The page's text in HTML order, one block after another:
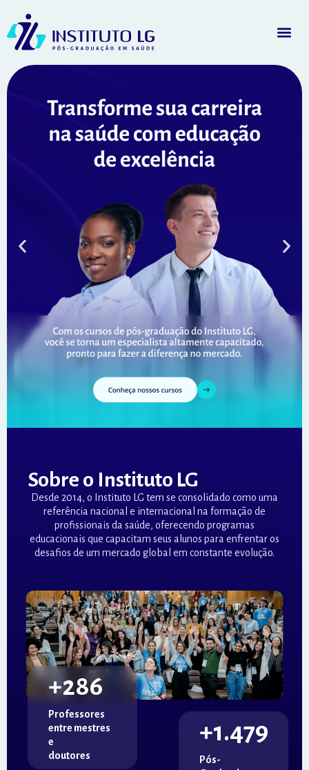
Sobre o Instituto LG
Desde 2014, o Instituto LG tem se consolidado como uma
referência nacional e internacional na formação de
profissionais da saúde, oferecendo programas
educacionais que capacitam seus alunos para enfrentar os
desafios de um mercado global em constante evolução.
Professores
entre mestres
e
doutores
+300
Pós-
+1.837